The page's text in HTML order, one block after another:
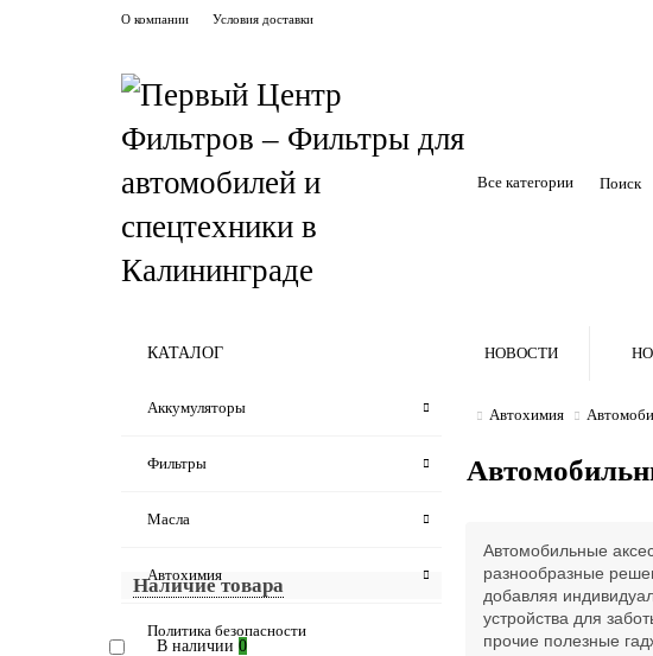
О компании Условия доставки
Все категории
КАТАЛОГ
Аккумуляторы
Фильтры
Масла
Автохимия
Политика безопасности
НОВОСТИ
Автохимия
Наличие товара
В наличии 0
Автомобильные
разнообразные
добавляя
устройства для
прочие полезные